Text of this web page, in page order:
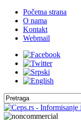
Početna strana
O nama
Kontakt
Webmail